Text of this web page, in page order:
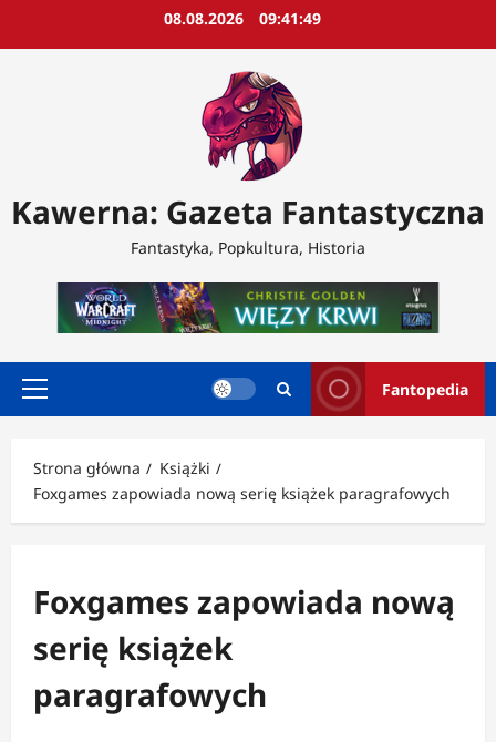
08.08.2026 09:41:52
Kawerna: Gazeta Fantastyczna
Fantastyka, Popkultura, Historia
Menu
Fantopedia
Strona główna
Książki
Foxgames zapowiada nową serię książek paragrafowych
Foxgames zapowiada nową
serię książek
paragrafowych